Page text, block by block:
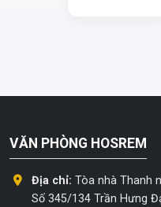
VĂN PHÒNG HOSREM
Địa chỉ: Tòa nhà Thanh
Số 345/134 Trần Hưng